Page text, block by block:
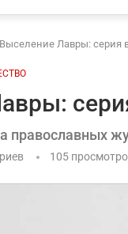
Выселение Лавры: серия
православных
105